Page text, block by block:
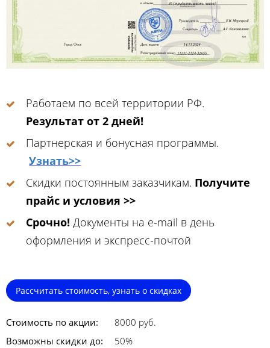
Работаем по всей территории РФ.
Результат от 2 дней!
Партнерская и бонусная программы.
Узнать>>
Скидки постоянным заказчикам. Получите
прайс и условия >>
Срочно! Документы на e-mail в день
оформления и экспресс-почтой
Рассчитать стоимость, узнать о скидках
Стоимость по акции:
8000 руб.
Возможны скидки до:
50%